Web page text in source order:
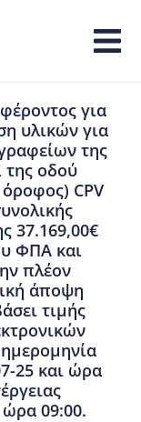
για
υλικών για
της
της οδού
CPV
37.169,00€
ΦΠΑ και
πλέον
άποψη
τιμής
25 και ώρα
ώρα 09:00.